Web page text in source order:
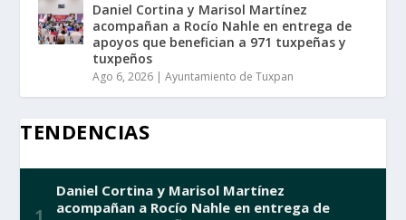
Daniel Cortina y Marisol Martínez
acompañan a Rocío Nahle en entrega de
apoyos que benefician a 971 tuxpeñas y
tuxpeños
Ago 6, 2026 |Ayuntamiento de Tuxpan
TENDENCIAS